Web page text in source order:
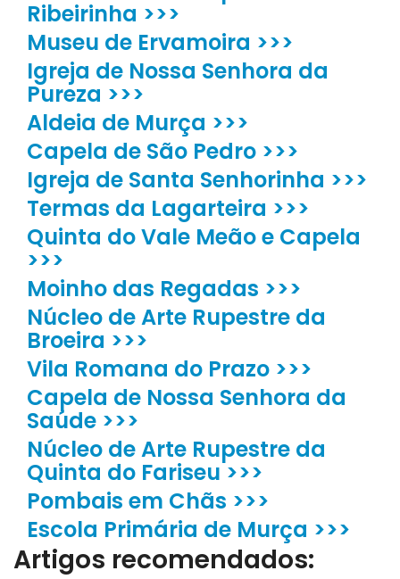
Ribeirinha >>>
Museu de Ervamoira >>>
Igreja de Nossa Senhora da
Pureza >>>
Aldeia de Murça >>>
Capela de São Pedro >>>
Igreja de Santa Senhorinha >>>
Termas da Lagarteira >>>
Quinta do Vale Meão e Capela
>>>
Moinho das Regadas >>>
Núcleo de Arte Rupestre da
Broeira >>>
Vila Romana do Prazo >>>
Capela de Nossa Senhora da
Saúde >>>
Núcleo de Arte Rupestre da
Quinta do Fariseu >>>
Pombais em Chãs >>>
Escola Primária de Murça >>>
Artigos recomendados: